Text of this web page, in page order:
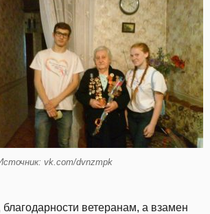
vk.com/dvnzmpk
ветеранам, а взамен